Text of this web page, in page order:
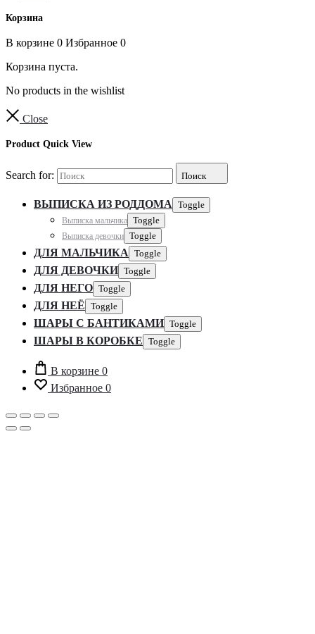
Корзина
В корзине 0 Избранное 0
Корзина пуста.
No products in the wishlist
Close
Product Quick View
Search for: Поиск
ВЫПИСКА ИЗ РОДДОМА Toggle
Выписка мальчика Toggle
Выписка девочки Toggle
ДЛЯ МАЛЬЧИКА Toggle
ДЛЯ ДЕВОЧКИ Toggle
ДЛЯ НЕГО Toggle
ДЛЯ НЕЁ Toggle
ШАРЫ С БАНТИКАМИ Toggle
ШАРЫ В КОРОБКЕ Toggle
В корзине 0
Избранное 0